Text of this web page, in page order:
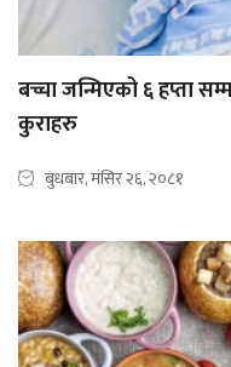
बच्चा जन्मिएको ६ हप्ता
कुराहरु
बुधबार, मंसिर २६, २०८१